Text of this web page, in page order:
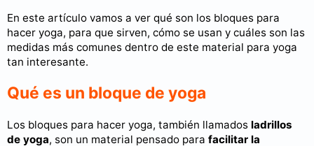
En este artículo vamos a ver qué son los bloques para
hacer yoga, para que sirven, cómo se usan y cuáles son las
medidas más comunes dentro de este material para yoga
tan interesante.
Qué es un bloque de yoga
Los bloques para hacer yoga, también llamados ladrillos
de yoga, son un material pensado para facilitar la